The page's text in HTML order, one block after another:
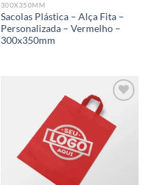
300X350MM
Sacolas Plástica – Alça Fita –
Personalizada – Vermelho –
300x350mm
Add to
wishlist